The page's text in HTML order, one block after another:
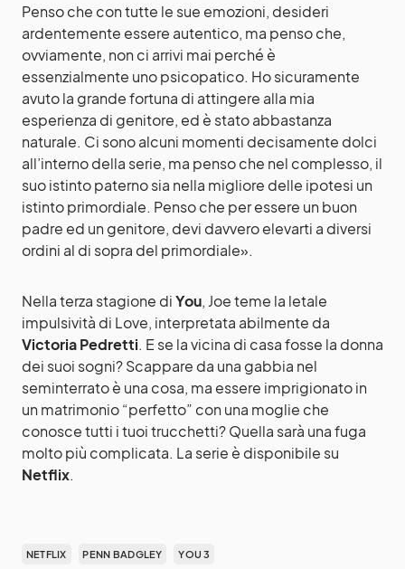
Penso che con tutte le sue emozioni, desideri
ardentemente essere autentico, ma penso che,
ovviamente, non ci arrivi mai perché è
essenzialmente uno psicopatico. Ho sicuramente
avuto la grande fortuna di attingere alla mia
esperienza di genitore, ed è stato abbastanza
naturale. Ci sono alcuni momenti decisamente dolci
all’interno della serie, ma penso che nel complesso, il
suo istinto paterno sia nella migliore delle ipotesi un
istinto primordiale. Penso che per essere un buon
padre ed un genitore, devi davvero elevarti a diversi
ordini al di sopra del primordiale».
Nella terza stagione diYou, Joe teme la letale
impulsività di Love, interpretata abilmente da
Victoria Pedretti. E se la vicina di casa fosse la donna
dei suoi sogni? Scappare da una gabbia nel
seminterrato è una cosa, ma essere imprigionato in
un matrimonio “perfetto” con una moglie che
conosce tutti i tuoi trucchetti? Quella sarà una fuga
molto più complicata. La serie è disponibile su
Netflix.
NETFLIX PENN BADGLEY YOU 3